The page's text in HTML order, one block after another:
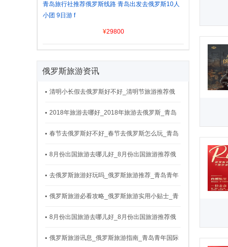
青岛旅行社推荐俄罗斯线路 青岛出发去俄罗斯10人
小团 9日游 f
¥29800
俄罗斯旅游资讯
清明小长假去俄罗斯好不好_清明节旅游推荐俄
2018年旅游去哪好_2018年旅游去俄罗斯_青岛
春节去俄罗斯好不好_春节去俄罗斯怎么玩_青岛
8月份出国旅游去哪儿好_8月份出国旅游推荐俄
去俄罗斯旅游好玩吗_俄罗斯旅游推荐_青岛青年
俄罗斯旅游必看攻略_俄罗斯旅游实用小贴士_青
8月份出国旅游去哪儿好_8月份出国旅游推荐俄
俄罗斯旅游讯息_俄罗斯旅游指南_青岛青年国际